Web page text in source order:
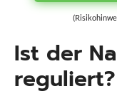
VT Markets
XM
Ist der
reguliert?